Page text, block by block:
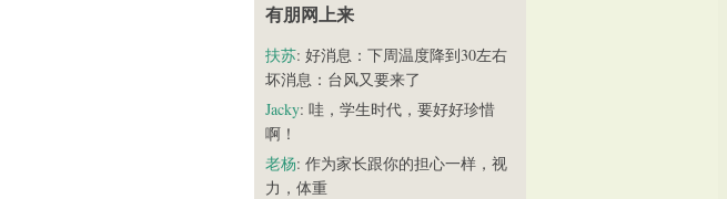
有朋网上来
扶苏: 好消息：下周温度降到30左右
坏消息：台风又要来了
Jacky: 哇，学生时代，要好好珍惜
啊！
老杨: 作为家长跟你的担心一样，视
力，体重